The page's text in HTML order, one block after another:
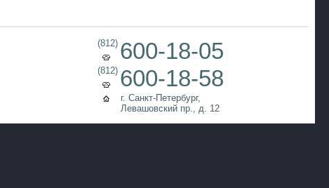
(812) 600-18-05
(812) 600-18-58
г. Санкт-Петербург,
Левашовский пр., д. 12